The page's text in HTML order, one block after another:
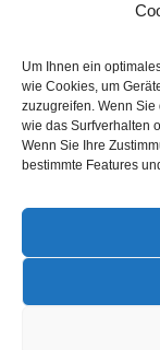
Um Ihnen ein
wie Cookies, um
zuzugreifen. Wenn
wie das Surfverhalten
Wenn Sie Ihre
bestimmte Features
Meryem Hanım
Let's connect.